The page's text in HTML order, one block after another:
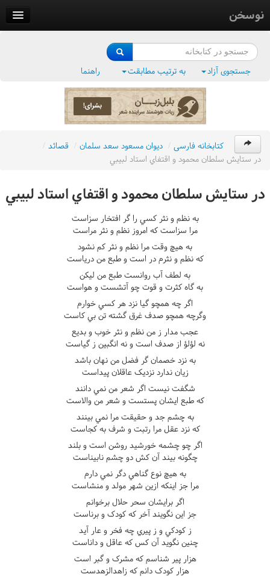
نوسخن
فرهنگ واژگان
جستجوی آزاد به ترتیب مطابقت راهنما
کتابخانه فارسی / ديوان مسعود سعد سلمان / قصائد /
در ستايش سلطان محمود و اقتفاي استاد لبيبي
در ستايش سلطان محمود و اقتفاي استاد لبيبي
به نظم و نثر کسي را گر افتخار سزاست
مرا سزاست که امروز نظم و نثر مراست
به هيچ وقت مرا نظم و نثر کم نشود
که نظم و نثرم در است و طبع من درياست
به لطف آب روانست طبع من ليکن
به گاه کثرت و قوت چو آتشست و هواست
اگر چه همچو گيا نزد هر کسي خوارم
وگرچه همچو صدف غرق گشته تن بي کاست
عجب مدار ز من نظم و نثر خوب و بديع
نه لؤلؤ از صدف است و نه انگبين ز گياست
به نزد خصمان گر فضل من نهان باشد
زيان ندارد نزديک عاقلان پيداست
شگفت نيست اگر شعر من نمي دانند
که طبع ايشان پستست و شعر من والاست
به چشم جد و حقيقت مرا نمي بينند
که نزد عقل مرا رتبت و شرف به کجاست
اگر چو چشمه خورشيد روشن است و بلند
چگونه بيند آن کش دو چشم نابيناست
به هيچ نوع گناهي دگر نمي دارم
مرا جز اينکه ازين شهر مولد و منشاست
اگر برايشان سحر حلال برخوانم
جز اين نگويند آخر که کودک و برناست
ز کودکي و ز پيري چه فخر و عار آيد
چنين نگويد آن کس که عاقل و داناست
هزار پير شناسم که مشرک و گبر است
هزار کودک دانم که زاهدالزهدست